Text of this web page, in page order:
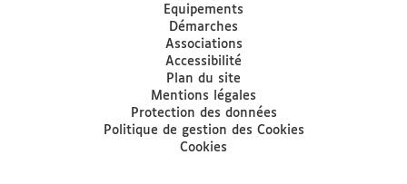
Equipements
Démarches
Associations
Accessibilité
Plan du site
Mentions légales
Protection des données
Politique de gestion des Cookies
Cookies